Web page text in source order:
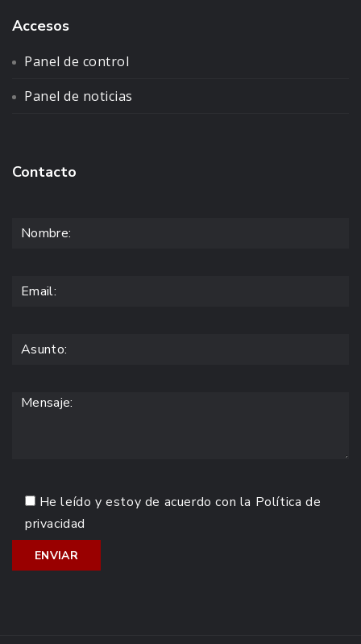
Accesos
Panel de control
Panel de noticias
Contacto
He leído y estoy de acuerdo con la Política de
privacidad